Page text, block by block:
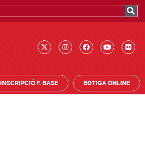
INSCRIPCIÓ F. BASE BOTIGA ONLINE